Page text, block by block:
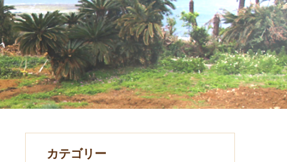
カテゴリー